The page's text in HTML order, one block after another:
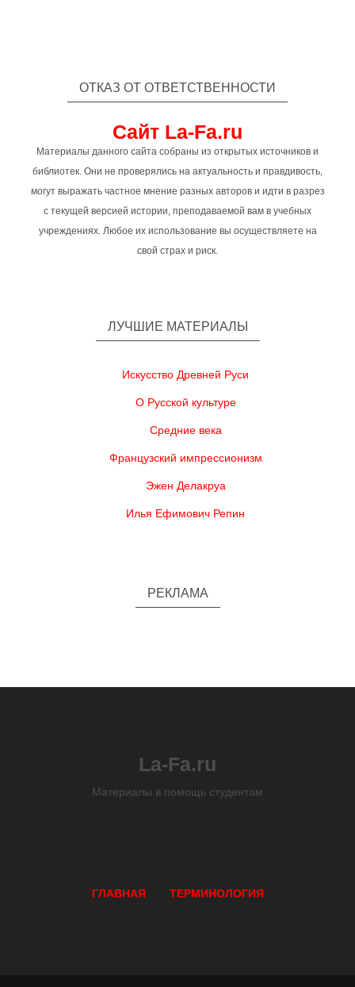
ОТКАЗ ОТ ОТВЕТСТВЕННОСТИ
Сайт La-Fa.ru
Материалы данного сайта собраны из открытых источников и
библиотек. Они не проверялись на актуальность и правдивость,
могут выражать частное мнение разных авторов и идти в разрез
с текущей версией истории, преподаваемой вам в учебных
учреждениях. Любое их использование вы осуществляете на
свой страх и риск.
ЛУЧШИЕ МАТЕРИАЛЫ
Искусство Древней Руси
О Русской культуре
Средние века
Французский импрессионизм
Эжен Делакруа
Илья Ефимович Репин
РЕКЛАМА
La-Fa.ru
Материалы в помощь студентам
ГЛАВНАЯ ТЕРМИНОЛОГИЯ